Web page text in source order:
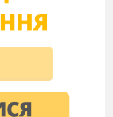
позу.
монітора і
класі